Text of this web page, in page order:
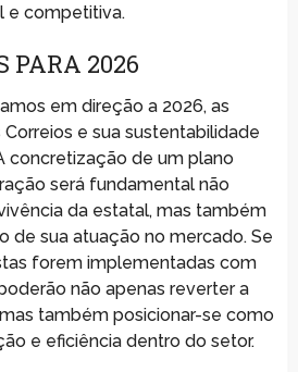
e competitiva.
PARA 2026
em direção a 2026, as
e sua sustentabilidade
concretização de um plano
será fundamental não
da estatal, mas também
de sua atuação no mercado. Se
forem implementadas com
não apenas reverter a
também posicionar-se como
e eficiência dentro do setor.